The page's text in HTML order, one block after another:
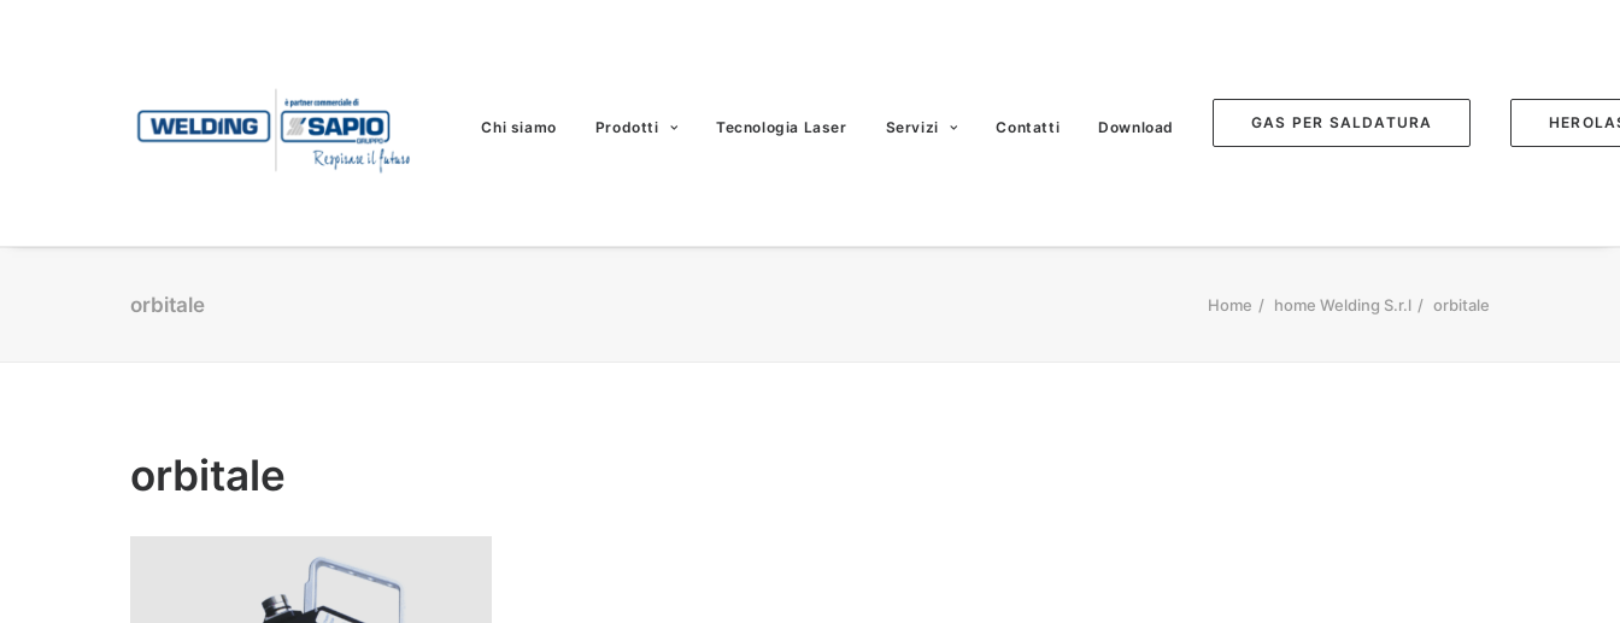
Chi siamo Prodotti Tecnologia Laser Servizi Contatti Download GAS PER SALDATURA
orbitale Home home Welding S.r.l orbitale
orbitale